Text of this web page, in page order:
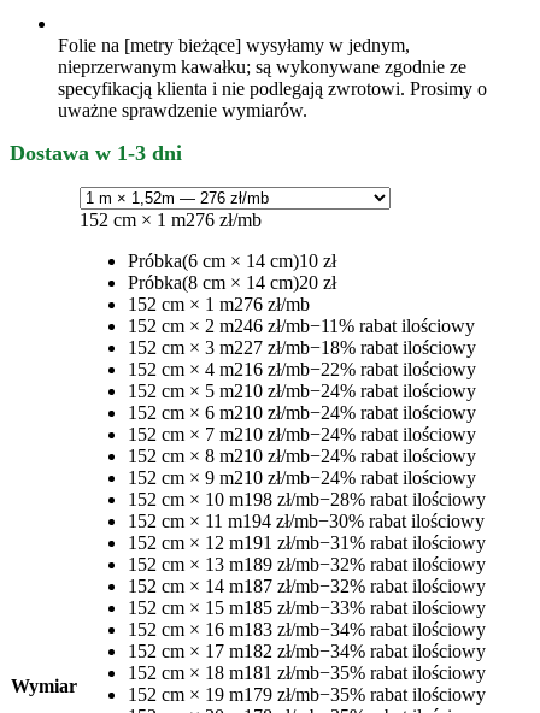
Folie na [metry bieżące] wysyłamy w jednym,
nieprzerwanym kawałku; są wykonywane zgodnie ze
specyfikacją klienta i nie podlegają zwrotowi. Prosimy o
uważne sprawdzenie wymiarów.
Dostawa w 1-3 dni
Wymiar
152 cm × 1 m276 zł/mb
Próbka(6 cm × 14 cm)10 zł
Próbka(8 cm × 14 cm)20 zł
152 cm × 1 m276 zł/mb
152 cm × 2 m246 zł/mb−11% rabat ilościowy
152 cm × 3 m227 zł/mb−18% rabat ilościowy
152 cm × 4 m216 zł/mb−22% rabat ilościowy
152 cm × 5 m210 zł/mb−24% rabat ilościowy
152 cm × 6 m210 zł/mb−24% rabat ilościowy
152 cm × 7 m210 zł/mb−24% rabat ilościowy
152 cm × 8 m210 zł/mb−24% rabat ilościowy
152 cm × 9 m210 zł/mb−24% rabat ilościowy
152 cm × 10 m198 zł/mb−28% rabat ilościowy
152 cm × 11 m194 zł/mb−30% rabat ilościowy
152 cm × 12 m191 zł/mb−31% rabat ilościowy
152 cm × 13 m189 zł/mb−32% rabat ilościowy
152 cm × 14 m187 zł/mb−32% rabat ilościowy
152 cm × 15 m185 zł/mb−33% rabat ilościowy
152 cm × 16 m183 zł/mb−34% rabat ilościowy
152 cm × 17 m182 zł/mb−34% rabat ilościowy
152 cm × 18 m181 zł/mb−35% rabat ilościowy
152 cm × 19 m179 zł/mb−35% rabat ilościowy